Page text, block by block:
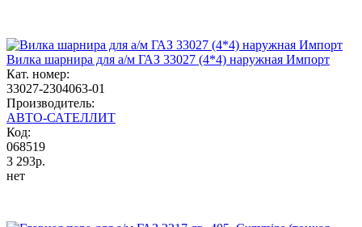
Вилка шарнира для а/м ГАЗ 33027 (4*4) наружная Импорт
Кат. номер:
33027-2304063-01
Производитель:
АВТО-САТЕЛЛИТ
Код:
068519
3 293р.
нет